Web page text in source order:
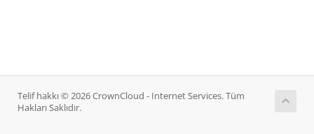
Telif hakkı © 2026 CrownCloud - Internet Services. Tüm
Hakları Saklıdır.